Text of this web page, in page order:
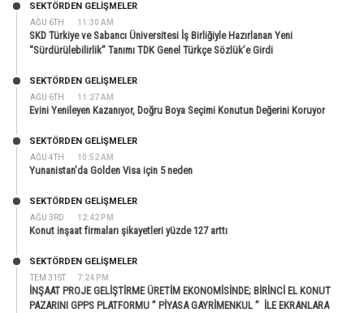
AĞU 6TH 11:30 AM
SEKTÖRDEN GELIŞMELER
SKD Türkiye ve Sabancı Üniversitesi İş Birliğiyle Hazırlanan Yeni
“Sürdürülebilirlik” Tanımı TDK Genel Türkçe Sözlük’e Girdi
AĞU 6TH 11:27 AM
SEKTÖRDEN GELIŞMELER
Evini Yenileyen Kazanıyor, Doğru Boya Seçimi Konutun Değerini Koruyor
AĞU 4TH 10:52 AM
SEKTÖRDEN GELIŞMELER
Yunanistan’da Golden Visa için 5 neden
AĞU 3RD 12:42 PM
SEKTÖRDEN GELIŞMELER
Konut inşaat firmaları şikayetleri yüzde 127 arttı
TEM 31ST 7:24 PM
SEKTÖRDEN GELIŞMELER
İNŞAAT PROJE GELİŞTİRME ÜRETİM EKONOMİSİNDE; BİRİNCİ EL KONUT
PAZARINI GPPS PLATFORMU ” PİYASA GAYRİMENKUL ” İLE EKRANLARA